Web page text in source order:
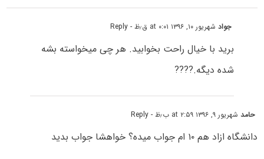
جوادشهریور ۱۰, ۱۳۹۶ at ۰:۰۱ ق٫ظ - Reply
برید با خیال راحت بخوابید. هر چی میخواسته بشه
شده دیگه.????
حامدشهریور ۹, ۱۳۹۶ at ۲:۵۹ ب٫ظ - Reply
دانشگاه ازاد هم ۱۰ ام جواب میده؟ خواهشا جواب بدید